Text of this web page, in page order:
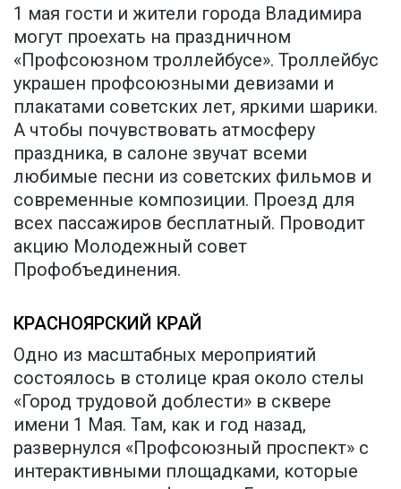
1 мая гости и жители города Владимира
могут проехать на праздничном
«Профсоюзном троллейбусе». Троллейбус
украшен профсоюзными девизами и
плакатами советских лет, яркими шарики.
А чтобы почувствовать атмосферу
праздника, в салоне звучат всеми
любимые песни из советских фильмов и
современные композиции. Проезд для
всех пассажиров бесплатный. Проводит
акцию Молодежный совет
Профобъединения.
КРАСНОЯРСКИЙ КРАЙ
Одно из масштабных мероприятий
состоялось в столице края около стелы
«Город трудовой доблести» в сквере
имени 1 Мая. Там, как и год назад,
развернулся «Профсоюзный проспект» с
интерактивными площадками, которые